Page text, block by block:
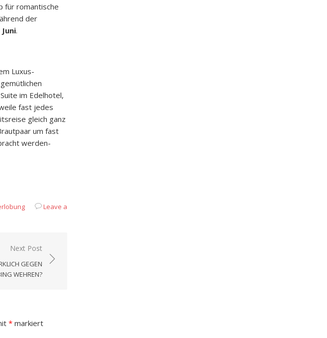
für romantische
der
.
Luxus-
im Edelhotel,
fast jedes
gleich ganz
um fast
werden-
Leave a
Next Post
GEGEN
WEHREN?
* markiert